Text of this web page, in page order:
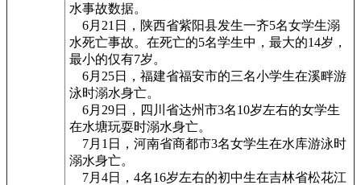
水事故数据。
6月21日，陕西省紫阳县发生一齐5名女学生溺
水死亡事故。在死亡的5名学生中，最大的14岁，
最小的仅有7岁。
6月25日，福建省福安市的三名小学生在溪畔游
泳时溺水身亡。
6月29日，四川省达州市3名10岁左右的女学生
在水塘玩耍时溺水身亡。
7月1日，河南省商都市3名女学生在水库游泳时
溺水身亡。
7月4日，4名16岁左右的初中生在吉林省松花江